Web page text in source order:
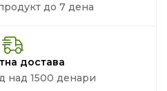
до 7 дена
достава
над 1500 денари